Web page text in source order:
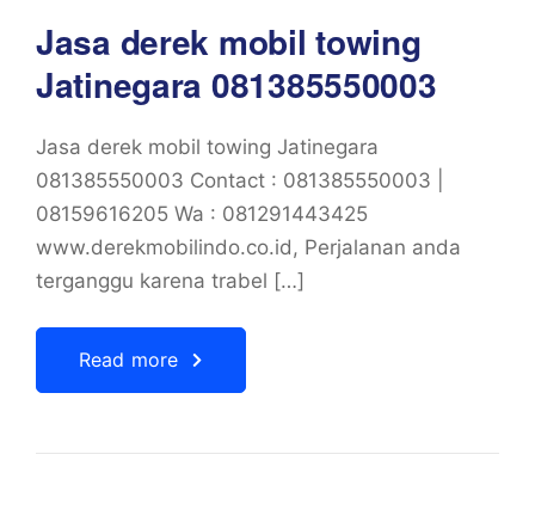
Jasa derek mobil towing
Jatinegara 081385550003
Jasa derek mobil towing Jatinegara
081385550003 Contact : 081385550003 |
08159616205 Wa : 081291443425
www.derekmobilindo.co.id, Perjalanan anda
terganggu karena trabel […]
Read more